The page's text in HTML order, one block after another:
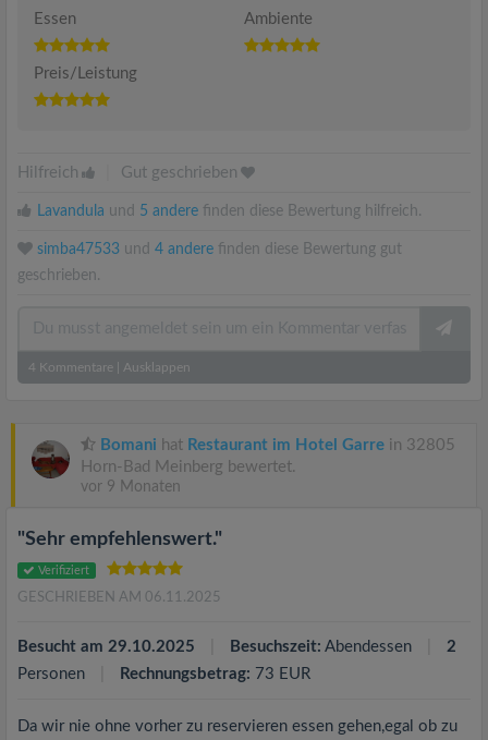
Essen Ambiente
Preis/Leistung
Hilfreich Gut geschrieben
Lavandula und 5 andere finden diese Bewertung hilfreich.
simba47533 und 4 andere finden diese Bewertung gut
geschrieben.
4 Kommentare Ausklappen
Bomani hat Restaurant im Hotel Garre in 32805
Horn-Bad Meinberg bewertet.
vor 9 Monaten
"Sehr empfehlenswert."
Verifiziert
GESCHRIEBEN AM 06.11.2025
Besucht am 29.10.2025 Besuchszeit: Abendessen
2
Personen
Rechnungsbetrag: 73 EUR
Da wir nie ohne vorher zu reservieren essen gehen,egal ob zu